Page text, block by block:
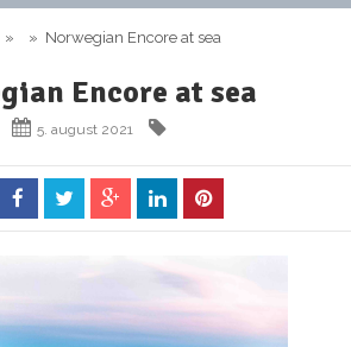
» » Norwegian Encore at sea
Encore at sea
5. august 2021